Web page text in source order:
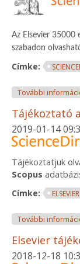
Az Elsevier 35000
szabadon
Címke:
További
Tájékoztató
2019-01-14
Tájékoztatjuk
Scopus
Címke:
ELSEVIER
További
Elsevier
2018-12-18